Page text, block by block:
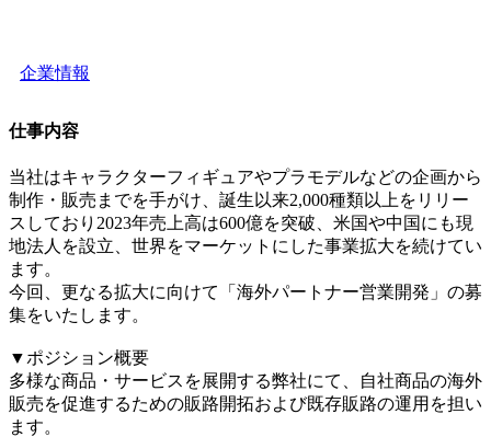
企業情報
仕事内容
当社はキャラクターフィギュアやプラモデルなどの企画から
制作・販売までを手がけ、誕生以来2,000種類以上をリリー
スしており2023年売上高は600億を突破、米国や中国にも現
地法人を設立、世界をマーケットにした事業拡大を続けてい
ます。
今回、更なる拡大に向けて「海外パートナー営業開発」の募
集をいたします。
▼ポジション概要
多様な商品・サービスを展開する弊社にて、自社商品の海外
販売を促進するための販路開拓および既存販路の運用を担い
ます。